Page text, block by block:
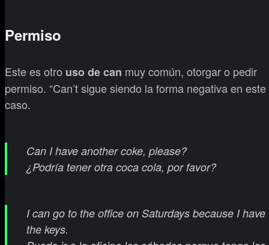
Permiso
Este es otro uso de can muy común, otorgar o pedir
permiso. “Can’t sigue siendo la forma negativa en este
caso.
Can I have another coke, please?
¿Podría tener otra coca cola, por favor?
I can go to the office on Saturdays because I have
the keys.